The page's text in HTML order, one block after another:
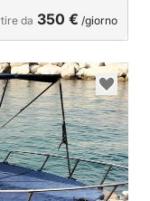
da 350 € /giorno